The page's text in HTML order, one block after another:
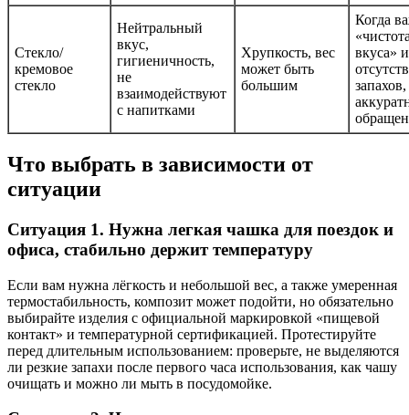
Стекло/
кремовое
стекло
Нейтральный
вкус,
гигиеничность,
не
взаимодействуют
с напитками
Хрупкость, вес
может быть
большим
Когда
вкуса» и
Что выбрать в зависимости от
ситуации
Ситуация 1. Нужна легкая чашка для поездок и
офиса, стабильно держит температуру
Если вам нужна лёгкость и небольшой вес, а также умеренная
термостабильность, композит может подойти, но обязательно
выбирайте изделия с официальной маркировкой «пищевой
контакт» и температурной сертификацией. Протестируйте
перед длительным использованием: проверьте, не выделяются
ли резкие запахи после первого часа использования, как чашу
очищать и можно ли мыть в посудомойке.